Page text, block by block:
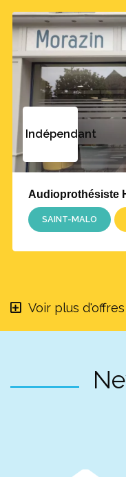
Indépendant
Audioprothésiste
SAINT-MALO
Voir plus d'offres